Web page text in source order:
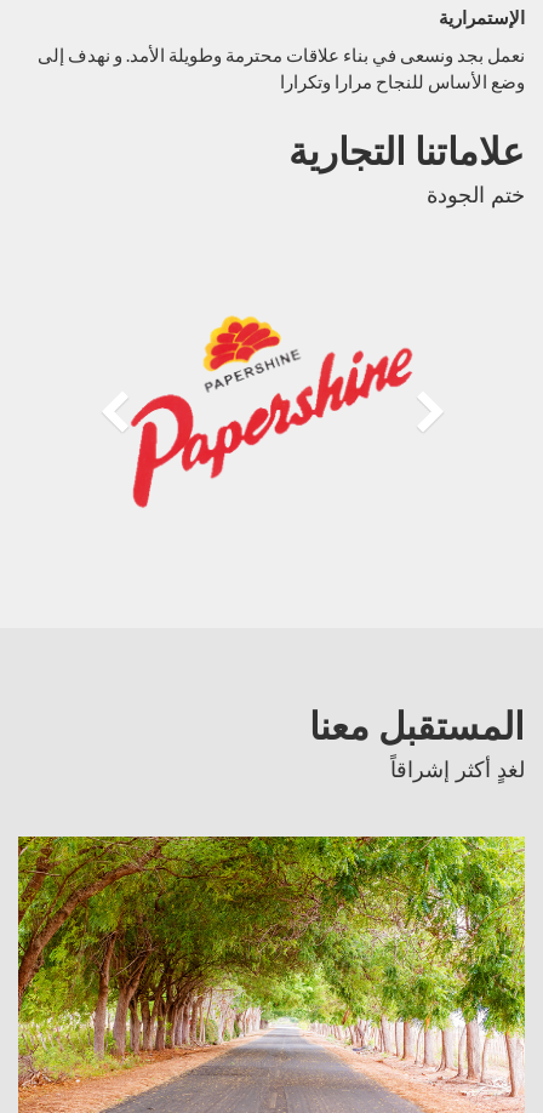
الإستمرارية
نعمل بجد ونسعى في بناء علاقات محترمة وطويلة الأمد. و نهدف إلى
وضع الأساس للنجاح مرارا وتكرارا
علاماتنا التجارية
ختم الجودة
المستقبل معنا
لغدٍ أكثر إشراقاً